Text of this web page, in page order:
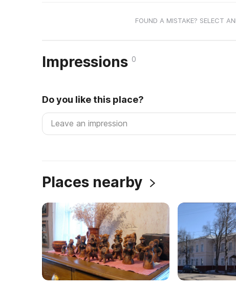
FOUND A MISTAKE? SELECT
Impressions 0
Do you like this place?
Places nearby